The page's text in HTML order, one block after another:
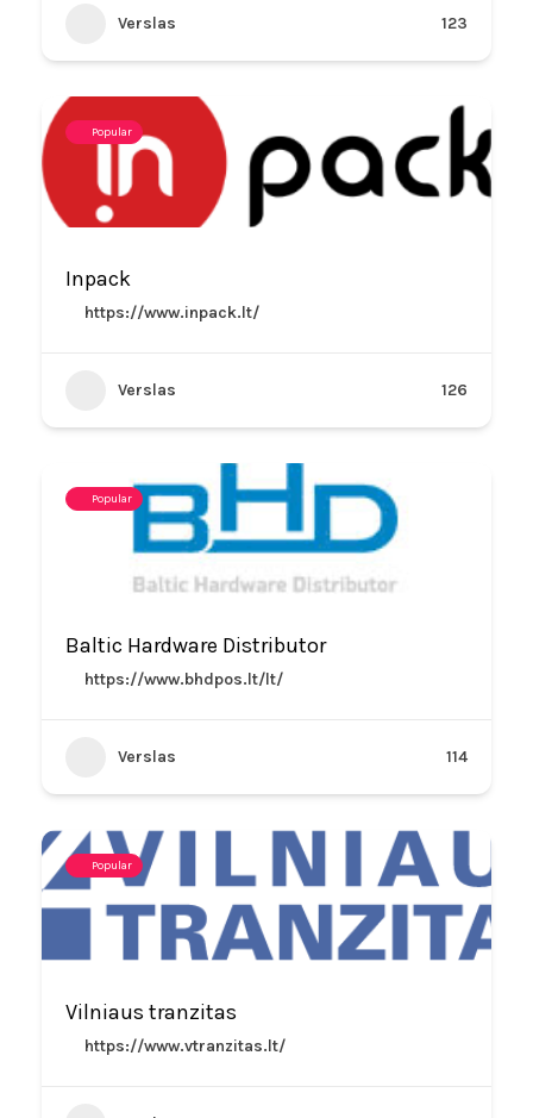
Verslas 123
Popular
Inpack
https://www.inpack.lt/
Verslas 126
Popular
Baltic Hardware Distributor
https://www.bhdpos.lt/lt/
Verslas 114
Popular
Vilniaus tranzitas
https://www.vtranzitas.lt/